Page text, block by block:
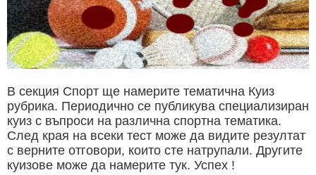
В секция Спорт ще намерите тематична Куиз
рубрика. Периодично се публикува специализиран
куиз с въпроси на различна спортна тематика.
След края на всеки тест може да видите резултат
с верните отговори, които сте натрупали. Другите
куизове може да намерите тук. Успех !